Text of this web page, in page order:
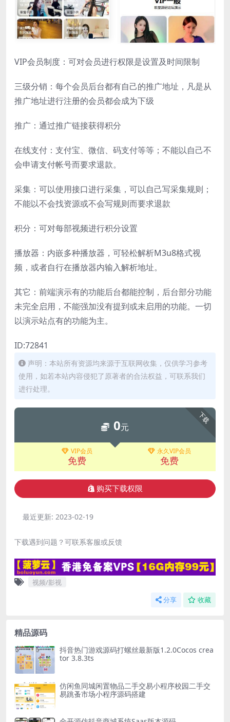
VIP会员制度：可对会员进行权限是设置及时间限制
三级分销：每个会员后台都有自己的推广地址，凡是从
推广地址进行注册的会员都会成为下级
推广：通过推广链接获得积分
在线支付：支付宝、微信、码支付等等；不能以自己不
会申请支付帐号而要求退款。
采集：可以使用接口进行采集，可以自己写采集规则；
不能以不会找资源或不会写规则而要求退款
积分：可对每部视频进行积分设置
播放器：内嵌多种播放器，可轻松解析M3u8格式视
频，或者自行在播放器内输入解析地址。
其它：前端演示有的功能后台都能控制，后台部分功能
未完全启用，不能强加没有提到或未启用的功能。一切
以演示站点有的功能为主。
ID:72841
声明：本站所有资源均来源于互联网收集，仅供学习参考
使用，如若本站内容侵犯了原著者的合法权益，可联系我们
进行处理。
下载
0元
VIP会员
免费
永久VIP会员
免费
购买下载权限
最近更新: 2023-02-19
下载遇到问题？可联系客服或反馈
视频/影视
分享 收藏
精品源码
抖音热门游戏源码打螺丝最新版1.2.0Cocos crea
tor 3.8.3ts
仿闲鱼同城闲置物品二手交易小程序校园二手交
易跳蚤市场小程序源码搭建